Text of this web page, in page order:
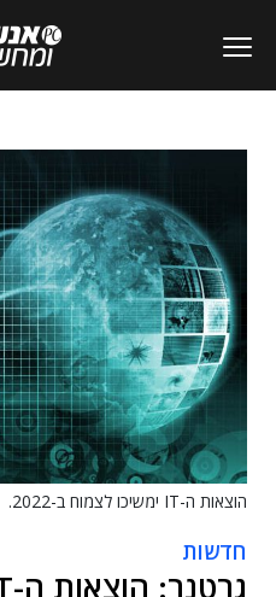
הוצאות ה-IT ימשיכו לצמוח ב-2022.
חדשות